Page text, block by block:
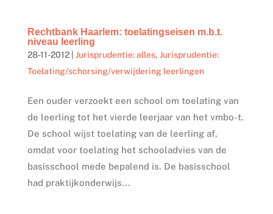
Rechtbank Haarlem: toelatingseisen m.b.t.
niveau leerling
28-11-2012| Jurisprudentie: alles, Jurisprudentie:
Toelating/schorsing/verwijdering leerlingen
Een ouder verzoekt een school om toelating van
de leerling tot het vierde leerjaar van het vmbo-t.
De school wijst toelating van de leerling af,
omdat voor toelating het schooladvies van de
basisschool mede bepalend is. De basisschool
had praktijkonderwijs...